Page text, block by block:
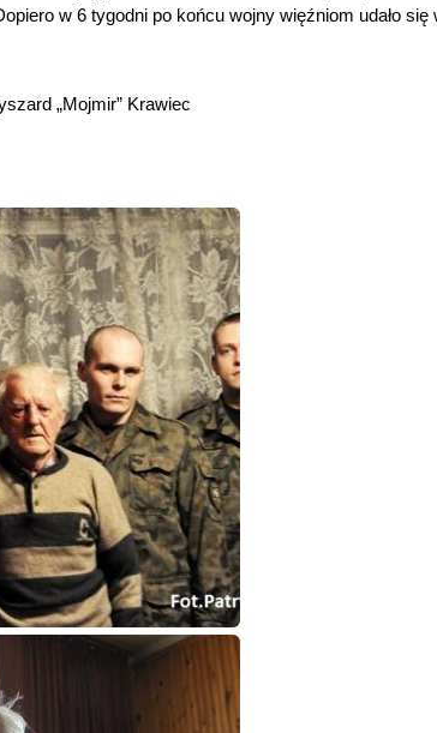
w 6 tygodni po końcu wojny więźniom udało się
„Mojmir” Krawiec